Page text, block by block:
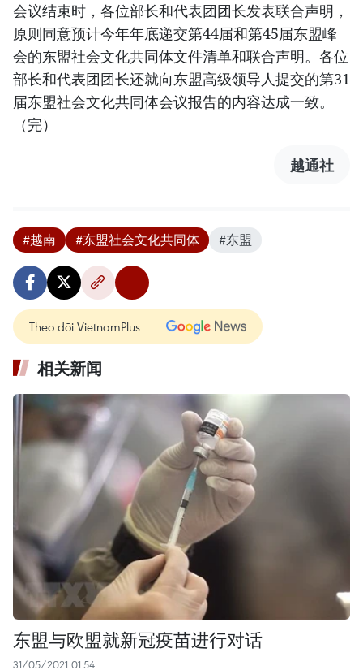
会议结束时，各位部长和代表团团长发表联合声明，
原则同意预计今年年底递交第44届和第45届东盟峰
会的东盟社会文化共同体文件清单和联合声明。各位
部长和代表团团长还就向东盟高级领导人提交的第31
届东盟社会文化共同体会议报告的内容达成一致。
（完）
越通社
#越南 #东盟社会文化共同体 #东盟
Theo dõi VietnamPlus
相关新闻
东盟与欧盟就新冠疫苗进行对话
31/05/2021 01:54